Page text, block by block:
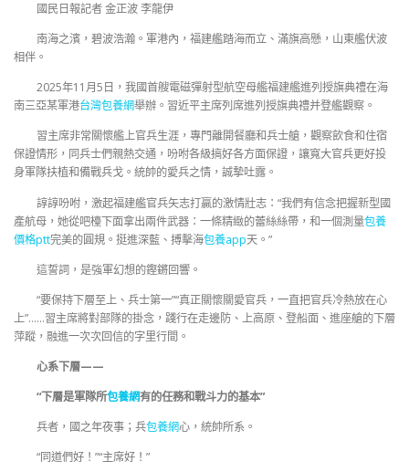
國民日報記者 金正波 李龍伊
南海之濱，碧波浩瀚。軍港內，福建艦踏海而立、滿旗高懸，山東艦伏波
相伴。
2025年11月5日，我國首艘電磁彈射型航空母艦福建艦進列授旗典禮在海
南三亞某軍港台灣包養網舉辦。習近平主席列席進列授旗典禮并登艦觀察。
習主席非常關懷艦上官兵生涯，專門離開餐廳和兵士艙，觀察飲食和住宿
保證情形，同兵士們親熱交通，吩咐各級搞好各方面保證，讓寬大官兵更好投
身軍隊扶植和備戰兵戈。統帥的愛兵之情，誠摯吐露。
諄諄吩咐，激起福建艦官兵矢志打贏的激情壯志：“我們有信念把握新型國
產航母，她從吧檯下面拿出兩件武器：一條精緻的蕾絲絲帶，和一個測量包養
價格ptt完美的圓規。挺進深藍、搏擊海包養app天。”
這誓詞，是強軍幻想的鏗鏘回響。
“要保持下層至上、兵士第一”“真正關懷關愛官兵，一直把官兵冷熱放在心
上”……習主席將對部隊的掛念，踐行在走邊防、上高原、登船面、進座艙的下層
萍蹤，融進一次次回信的字里行間。
心系下層——
“下層是軍隊所包養網有的任務和戰斗力的基本”
兵者，國之年夜事；兵包養網心，統帥所系。
“同道們好！”“主席好！”